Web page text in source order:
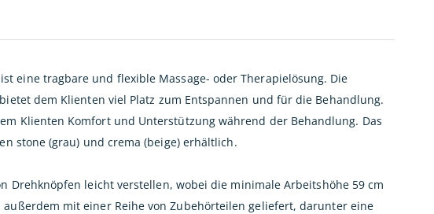
ist eine tragbare und flexible Massage- oder Therapielösung. Die
dem Klienten viel Platz zum Entspannen und für die Behandlung.
Klienten Komfort und Unterstützung während der Behandlung. Das
stone (grau) und crema (beige) erhältlich.
Drehknöpfen leicht verstellen, wobei die minimale Arbeitshöhe 59 cm
mit einer Reihe von Zubehörteilen geliefert, darunter eine